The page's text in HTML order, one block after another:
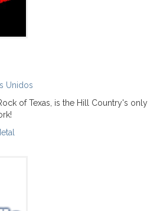
Unidos
of Texas, is the Hill Country's only